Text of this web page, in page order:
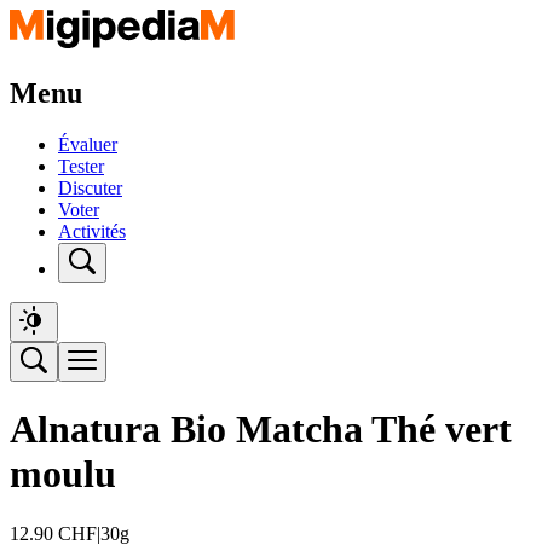
Menu
Évaluer
Tester
Discuter
Voter
Activités
Alnatura Bio Matcha Thé vert
moulu
12.90 CHF|30g